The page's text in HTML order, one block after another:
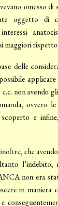
omesso di
oggetto di
maggiori
delle
non avendo
ovvero le
e
che
l’indebito,
non era
in maniera